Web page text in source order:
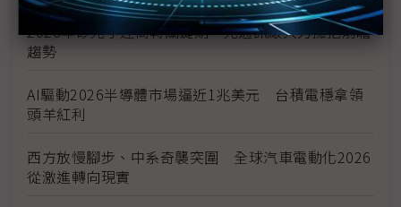
2026年矽光子迎商轉關鍵期 光通訊廠大力擁抱前瞻
趨勢
AI驅動2026半導體市場逼近1兆美元 台積電穩拿領
頭羊紅利
西方放慢腳步、中系奇襲突圍 全球汽車電動化2026
從激進轉向現實